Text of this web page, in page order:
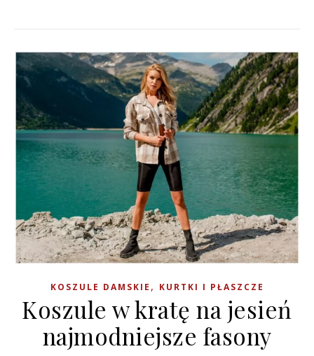
KOSZULE DAMSKIE , KURTKI I PŁASZCZE
Koszule w kratę na jesień
najmodniejsze fasony